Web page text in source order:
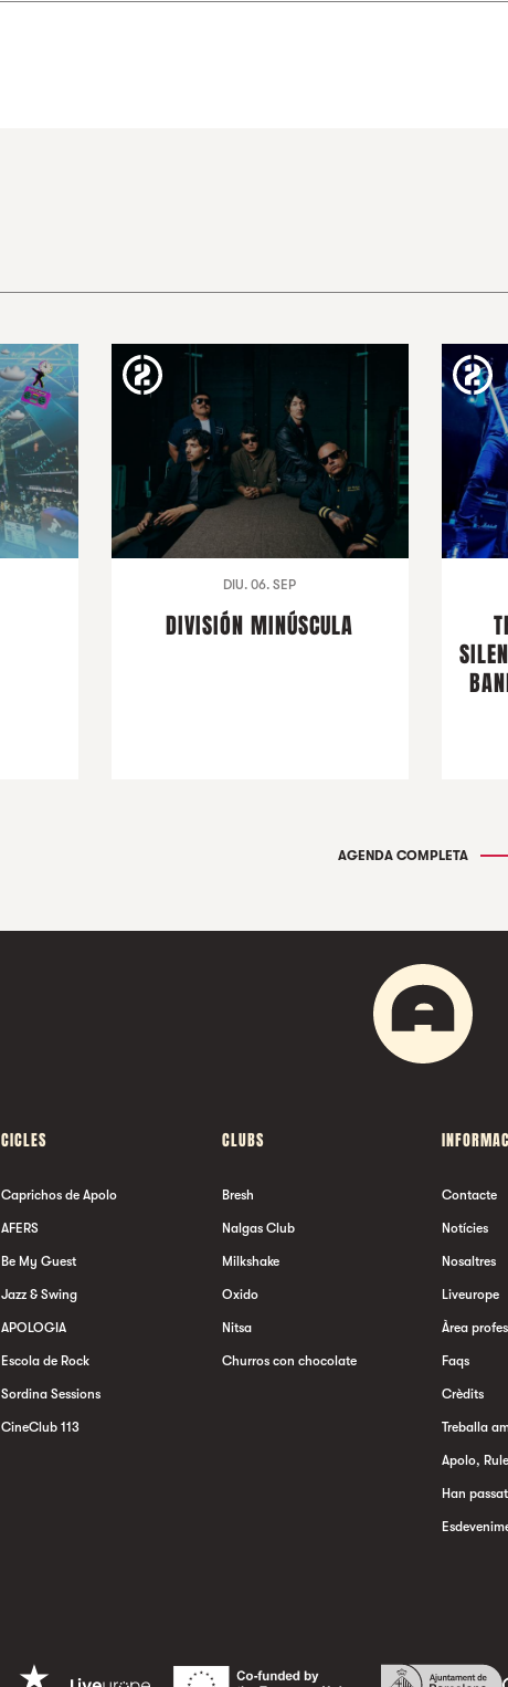
DIU. 06. SEP
DIVISIÓN MINÚSCULA
AGENDA COMPLETA
CICLES
Caprichos de Apolo
AFERS
Be My Guest
Jazz & Swing
APOLOGIA
Escola de Rock
Sordina Sessions
CineClub 113
CLUBS
Bresh
Nalgas Club
Milkshake
Oxido
Nitsa
Churros con chocolate
Contacte
Notícies
Nosaltres
Liveurope
Àrea
Faqs
Crèdits
Treballa
Apolo,
Han